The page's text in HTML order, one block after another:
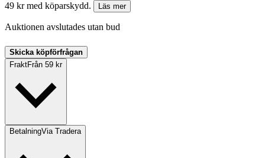
49 kr med köparskydd.
Läs mer
Auktionen avslutades utan bud
Skicka köpförfrågan
FraktFrån 59 kr
BetalningVia Tradera